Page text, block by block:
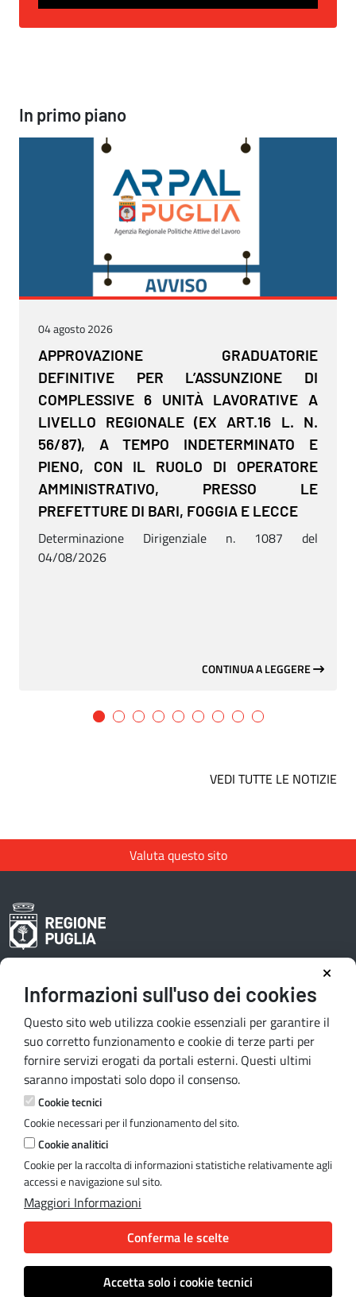
Informazioni sull'uso dei cookies
Questo sito web utilizza cookie essenziali per garantire il
suo corretto funzionamento e cookie di terze parti per
fornire servizi erogati da portali esterni. Questi ultimi
saranno impostati solo dopo il consenso.
Cookie tecnici
Cookie necessari per il funzionamento del sito.
Cookie analitici
Cookie per la raccolta di informazioni statistiche relativamente agli
accessi e navigazione sul sito.
Maggiori Informazioni
Conferma le scelte
Accetta solo i cookie tecnici
In primo piano
04 agosto 2026
APPROVAZIONE GRADUATORIE
DEFINITIVE PER L’ASSUNZIONE DI
COMPLESSIVE 6 UNITÀ LAVORATIVE A
LIVELLO REGIONALE (EX ART.16 L. N.
56/87), A TEMPO INDETERMINATO E
PIENO, CON IL RUOLO DI OPERATORE
AMMINISTRATIVO, PRESSO LE
PREFETTURE DI BARI, FOGGIA E LECCE
Determinazione Dirigenziale n. 1087 del
04/08/2026
CONTINUA A LEGGERE
VEDI TUTTE LE NOTIZIE
Valuta questo sito
Area riservata redattori
Contatti e indirizzi
Lungomare N. Sauro, 33 - 70121 Bari
Via G. Gentile, 52 - 70126 Bari
Mail:quiregione@regione.puglia.it
PEC:serviziourp.regione@pec.rupar.puglia.it
Note legali
Cookie e privacy